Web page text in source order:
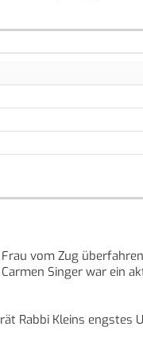
vom Zug
Singer war ein
Rabbi Kleins
Hat der